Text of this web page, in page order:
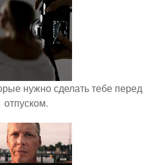
нужно сделать тебе перед
отпуском.